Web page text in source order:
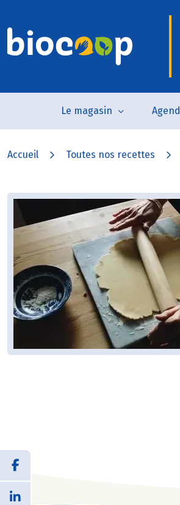
Le magasin
Accueil Toutes nos recettes